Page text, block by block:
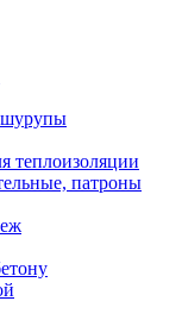
шурупы
теплоизоляции
патроны